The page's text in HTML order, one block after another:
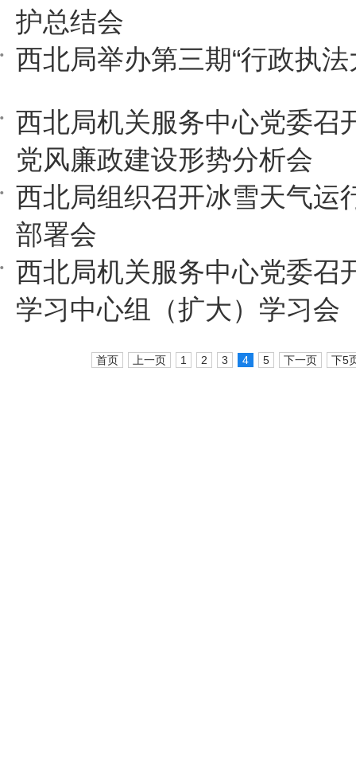
护总结会
西北局举办第三期“行政执法
西北局机关服务中心党委召
党风廉政建设形势分析会
西北局组织召开冰雪天气运
部署会
西北局机关服务中心党委召
学习中心组（扩大）学习会
首页 上一页 1 2 3 4 5 下一页 下5